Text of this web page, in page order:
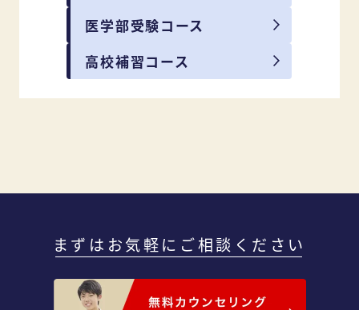
医学部受験コース
高校補習コース
まずはお気軽にご相談ください